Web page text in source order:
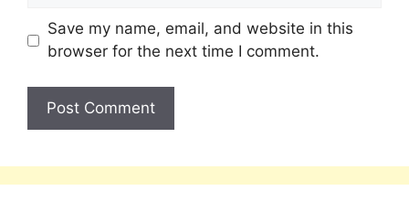
Save my name, email, and website in this
browser for the next time I comment.